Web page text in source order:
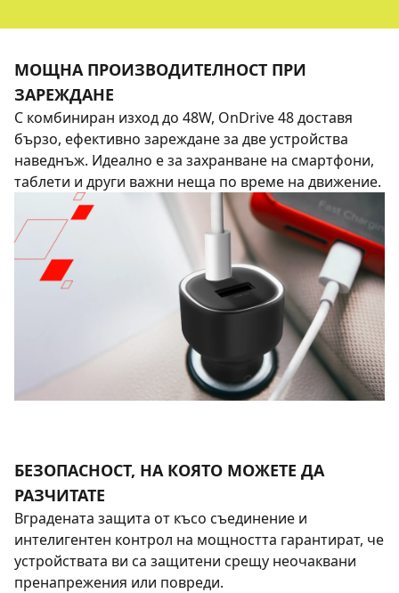
МОЩНА ПРОИЗВОДИТЕЛНОСТ ПРИ
ЗАРЕЖДАНЕ
С комбиниран изход до 48W, OnDrive 48 доставя
бързо, ефективно зареждане за две устройства
наведнъж. Идеално е за захранване на смартфони,
таблети и други важни неща по време на движение.
БЕЗОПАСНОСТ, НА КОЯТО МОЖЕТЕ ДА
РАЗЧИТАТЕ
Вградената защита от късо съединение и
интелигентен контрол на мощността гарантират, че
устройствата ви са защитени срещу неочаквани
пренапрежения или повреди.